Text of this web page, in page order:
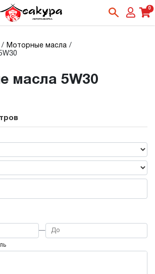
0
Моторные масла
масла 5W30
—